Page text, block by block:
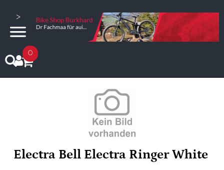
>
0
Electra Bell Electra Ringer White